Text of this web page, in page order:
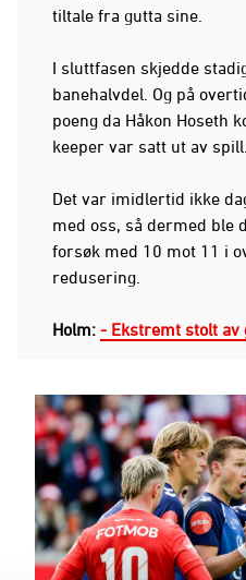
tiltale fra gutta sine.
I sluttfasen skjedde
banehalvdel. Og på
poeng da Håkon Hoseth
keeper var satt ut av spill.
Det var imidlertid ikke
med oss, så dermed ble
forsøk med 10 mot 11 i
redusering.
Holm: - Ekstremt stolt av